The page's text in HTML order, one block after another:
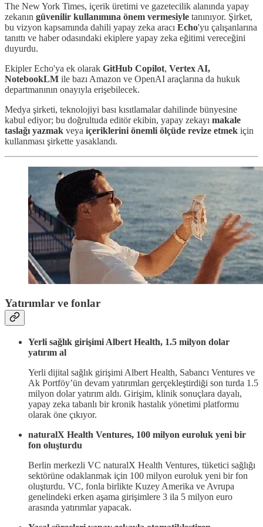
The New York Times, içerik üretimi ve gazetecilik alanında yapay
zekanın güvenilir kullanımına önem vermesiyle tanınıyor. Şirket,
bu vizyon kapsamında dahili yapay zeka aracı Echo'yu çalışanlarına
tanıttı ve haber odasındaki ekiplere yapay zeka eğitimi vereceğini
duyurdu.
Ekipler Echo'ya ek olarak GitHub Copilot, Vertex AI,
NotebookLM ile bazı Amazon ve OpenAI araçlarına da hukuk
departmanının onayıyla erişebilecek.
Medya şirketi, teknolojiyi bası kısıtlamalar dahilinde bünyesine
kabul ediyor; bu doğrultuda editör ekibin, yapay zekayı makale
taslağı yazmak veya içeriklerini önemli ölçüde revize etmek için
kullanması şirkette yasaklandı.
Yatırımlar ve fonlar
Yerli sağlık girişimi Albert Health, 1.5 milyon dolar
yatırım al
Yerli dijital sağlık girişimi Albert Health, Sabancı Ventures ve
Ak Portföy’ün devam yatırımları gerçekleştirdiği son turda 1.5
milyon dolar yatırım aldı. Girişim, klinik sonuçlara dayalı,
yapay zeka tabanlı bir kronik hastalık yönetimi platformu
olarak öne çıkıyor.
naturalX Health Ventures, 100 milyon euroluk yeni bir
fon oluşturdu
Berlin merkezli VC naturalX Health Ventures, tüketici sağlığı
sektörüne odaklanmak için 100 milyon euroluk yeni bir fon
oluşturdu. VC, fonla birlikte Kuzey Amerika ve Avrupa
genelindeki erken aşama girişimlere 3 ila 5 milyon euro
arasında yatırımlar yapacak.